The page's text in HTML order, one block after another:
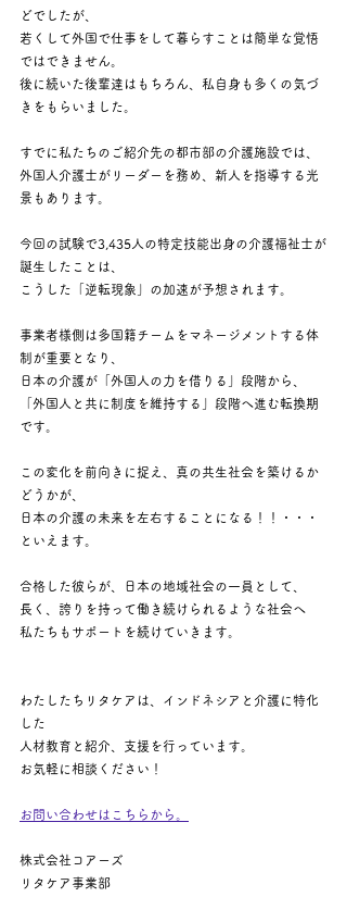
どでしたが、
若くして外国で仕事をして暮らすことは簡単な覚悟
ではできません。
後に続いた後輩達はもちろん、私自身も多くの気づ
きをもらいました。
すでに私たちのご紹介先の都市部の介護施設では、
外国人介護士がリーダーを務め、新人を指導する光
景もあります。
今回の試験で3,435人の特定技能出身の介護福祉士が
誕生したことは、
こうした「逆転現象」の加速が予想されます。
事業者様側は多国籍チームをマネージメントする体
制が重要となり、
日本の介護が「外国人の力を借りる」段階から、
「外国人と共に制度を維持する」段階へ進む転換期
です。
この変化を前向きに捉え、真の共生社会を築けるか
どうかが、
日本の介護の未来を左右することになる！！・・・
といえます。
合格した彼らが、日本の地域社会の一員として、
長く、誇りを持って働き続けられるような社会へ
私たちもサポートを続けていきます。
わたしたちリタケアは、インドネシアと介護に特化
した
人材教育と紹介、支援を行っています。
お気軽に相談ください！
お問い合わせはこちらから。
株式会社コアーズ
リタケア事業部